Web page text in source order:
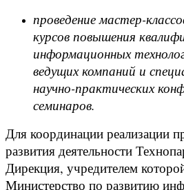
проведение мастер-
курсов повышения
информационных
ведущих компаний и
научно-практических
семинаров.
Для координации реализации
развития деятельности
Дирекция, учредителем
Министерство по развитию